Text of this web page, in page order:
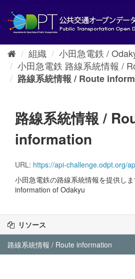
し
組織
小田急電鉄 /
小田急電鉄 路線系統情報 /
路線系統情報 / Route
路線系統情報 /
information
URL: https://api-challenge.odpt.org/api/v4/
小田急電鉄の路線系統情報を提供し
information of Odakyu
リソース
路線系統情報 / Route information